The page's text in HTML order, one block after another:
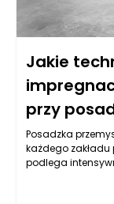
Jakie
przy
Posadzka
każdego
podlega
powierzchni ma